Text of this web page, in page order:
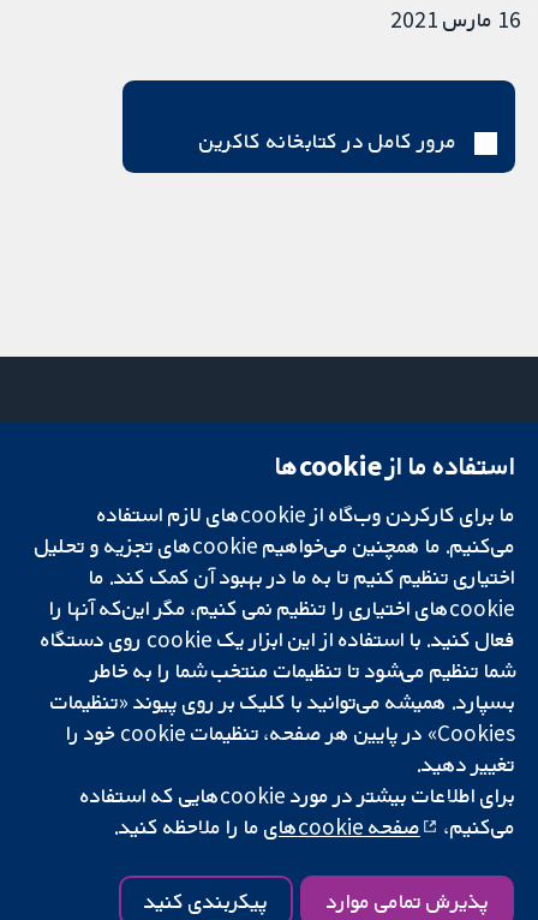
16 مارس 2021
مرور کامل در کتابخانه کاکرین
تحقیقات قابل
اعتماد.
تصمیم‌گیری آگاهانه.
سلامت بهتر.
میدان کاوندیش
لندن
W1G 0AN
بریتانیا
دفتر رسانه‌ای
درباره ما
فرصت‌های
شغلی
Cochrane
Library
شبکه همکاری کاکرین، یک مؤسسه خیریه (شماره 1045921) و یک شرکت با
و ولز است. شماره ثبت مالیات بر ارزش افزوده: GB 718 2127 49.
کپی‌رایت © ۲۰۲۵ همکاری کاکرین
کوکی‌ها| تنظیمات کوکی
استفاده ما از cookie‌ها
ما برای کارکردن وب‌گاه از cookie‌های لازم استفاده
می‌کنیم. ما همچنین می‌خواهیم cookie‌های تجزیه و تحلیل
اختیاری تنظیم کنیم تا به ما در بهبود آن کمک کند. ما
cookie‌های اختیاری را تنظیم نمی کنیم، مگر این‌که آنها را
فعال کنید. با استفاده از این ابزار یک cookie‌ روی دستگاه
شما تنظیم می‌شود تا تنظیمات منتخب شما را به خاطر
بسپارد. همیشه می‌توانید با کلیک بر روی پیوند «تنظیمات
Cookies» در پایین هر صفحه، تنظیمات cookie‌ خود را
تغییر دهید.
برای اطلاعات بیشتر در مورد cookie‌هایی که استفاده
می‌کنیم،
صفحه cookie‌های ما را ملاحظه کنید.
پذیرش تمامی موارد پیکربندی کنید